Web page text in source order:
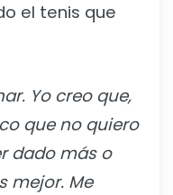
el tenis que
Yo creo que,
que no quiero
dado más o
mejor. Me